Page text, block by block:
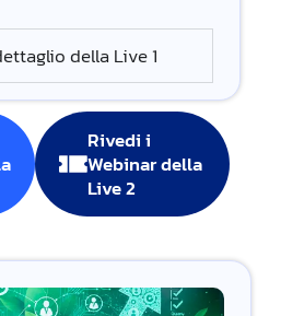
della Live 1
Rivedi i
Webinar della
Live 2